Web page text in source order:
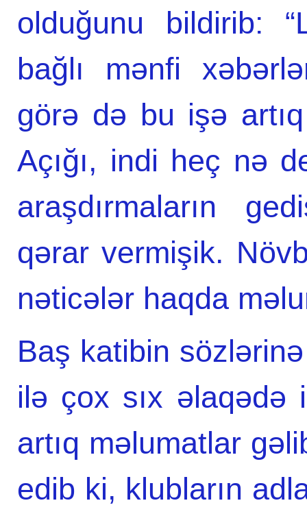
olduğunu bildirib:
bağlı mənfi
görə də bu işə
Açığı, indi heç nə
araşdırmaların
qərar vermişik.
nəticələr haqda
Baş katibin
ilə çox sıx əlaqədə
artıq məlumatlar
edib ki, klubların